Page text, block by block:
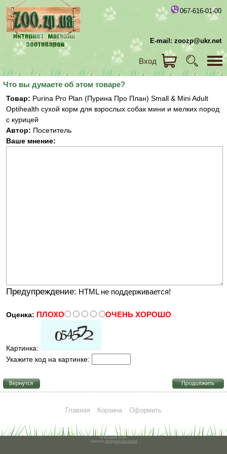
067-616-01-00
E-mail: zoozp@ukr.net
Вход
Что вы думаете об этом товаре?
Товар: Purina Pro Plan (Пурина Про План) Small & Mini Adult
Optihealth сухой корм для взрослых собак мини и мелких пород
с курицей
Автор: Посетитель
Ваше мнение:
Предупреждение: HTML не поддерживается!
Оценка: ПЛОХО ОЧЕНЬ ХОРОШО
Картинка:
Укажите код на картинке:
Главная Корзина Оформить
© ShopOS 2026
Скрипты интернет-магазина